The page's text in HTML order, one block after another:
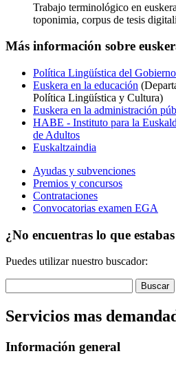
Trabajo terminológico en
toponimia, corpus de tesis
Más información sobre
Política Lingüística del
Euskera en la educación
Política Lingüística y Cultura)
Euskera en la administración
HABE - Instituto para la
de Adultos
Euskaltzaindia
Ayudas y subvenciones
Premios y concursos
Contrataciones
Convocatorias examen EGA
¿No encuentras lo que
Puedes utilizar nuestro buscador:
Servicios mas
Información general